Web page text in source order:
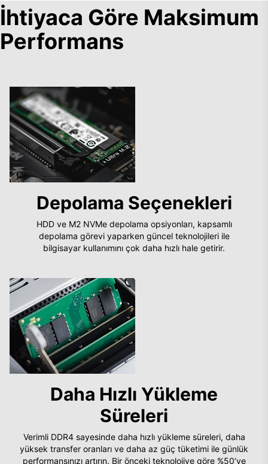
İhtiyaca Göre Maksimum
Performans
Depolama Seçenekleri
HDD ve M2 NVMe depolama opsiyonları, kapsamlı
depolama görevi yaparken güncel teknolojileri ile
bilgisayar kullanımını çok daha hızlı hale getirir.
Daha Hızlı Yükleme
Süreleri
Verimli DDR4 sayesinde daha hızlı yükleme süreleri, daha
yüksek transfer oranları ve daha az güç tüketimi ile günlük
performansınızı artırın. Bir önceki teknolojiye göre %50’ye